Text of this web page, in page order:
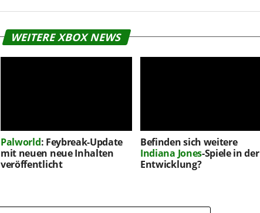
WEITERE XBOX NEWS
Palworld: Feybreak-Update
mit neuen neue Inhalten
veröffentlicht
Befinden sich weitere
Indiana Jones-Spiele in der
Entwicklung?